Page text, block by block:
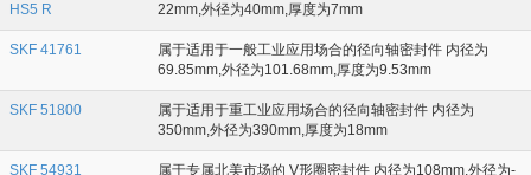
HS5 R
22mm,外径为40mm,厚度为7mm
SKF 41761
属于适用于一般工业应用场合的径向轴密封件 内径为
69.85mm,外径为101.68mm,厚度为9.53mm
SKF 51800
属于适用于重工业应用场合的径向轴密封件 内径为
350mm,外径为390mm,厚度为18mm
SKF 54931
属于专属北美市场的 V形圈密封件 内径为108mm,外径为-